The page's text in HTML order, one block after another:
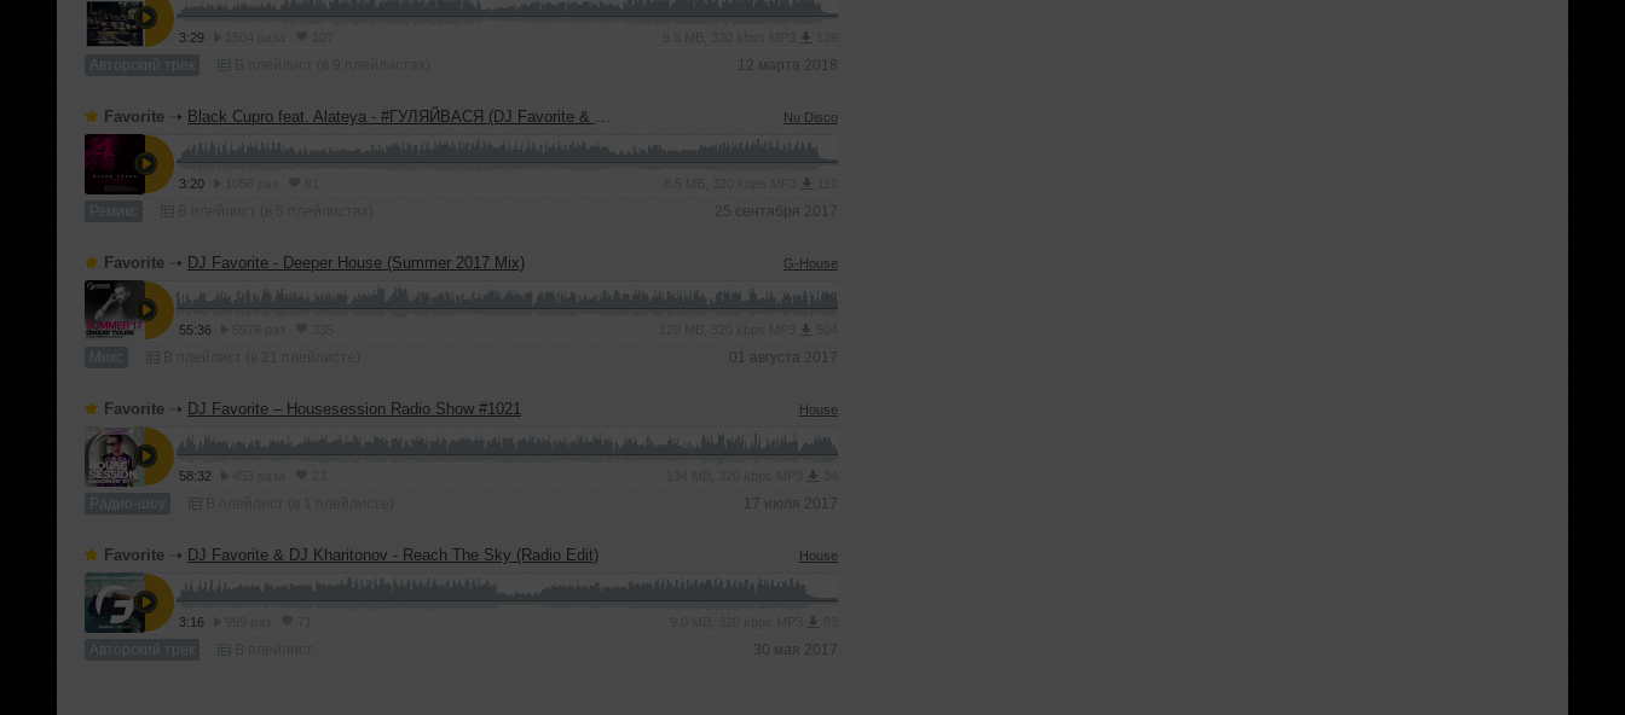
3:29
Авторский трек 12 марта 2018
Favorite ➝ Black Cupro feat. Alateya - #ГУЛЯЙВАСЯ (DJ Favorite & DJ Kharitonov Radio Edit) Nu Disco
3:20
Ремикс 25 сентября 2017
Favorite ➝ DJ Favorite - Deeper House (Summer 2017 Mix) G-House
55:36
Микс 01 августа 2017
Favorite ➝ DJ Favorite – Housesession Radio Show #1021 House
58:32
Радио-шоу 17 июля 2017
Favorite ➝ DJ Favorite & DJ Kharitonov - Reach The Sky (Radio Edit) House
3:16
Авторский трек 30 мая 2017